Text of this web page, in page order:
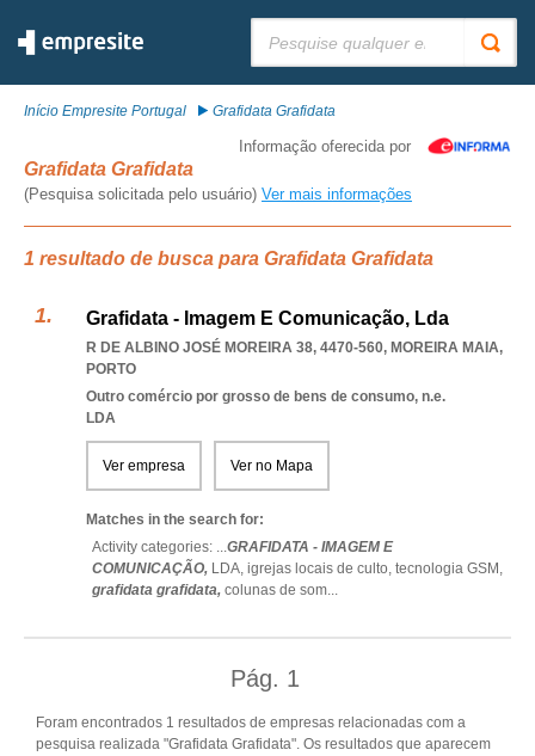
Início Empresite Portugal Grafidata Grafidata
Informação oferecida por
Grafidata Grafidata
(Pesquisa solicitada pelo usuário) Ver mais informações
1 resultado de busca para Grafidata Grafidata
Grafidata - Imagem E Comunicação, Lda
R DE ALBINO JOSÉ MOREIRA 38, 4470-560, MOREIRA MAIA,
PORTO
Outro comércio por grosso de bens de consumo, n.e.
LDA
Ver empresa Ver no Mapa
Matches in the search for:
Activity categories: ...GRAFIDATA - IMAGEM E
COMUNICAÇÃO, LDA, igrejas locais de culto, tecnologia GSM,
grafidata grafidata, colunas de som...
Pág. 1
Foram encontrados 1 resultados de empresas relacionadas com a
pesquisa realizada "Grafidata Grafidata". Os resultados que aparecem